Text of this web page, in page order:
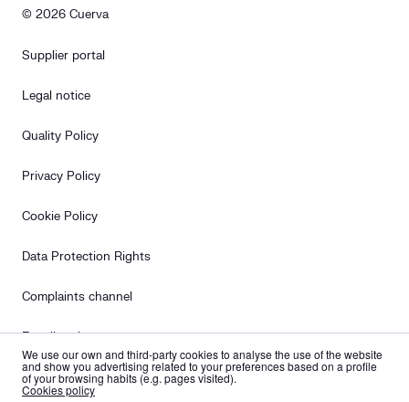
We use our own and third-party cookies to analyse the use of the website
and show you advertising related to your preferences based on a profile
of your browsing habits (e.g. pages visited).
Cookies policy
es en
© 2026 Cuerva
Supplier portal
Legal notice
Quality Policy
Privacy Policy
Cookie Policy
Data Protection Rights
Complaints channel
Equality plan